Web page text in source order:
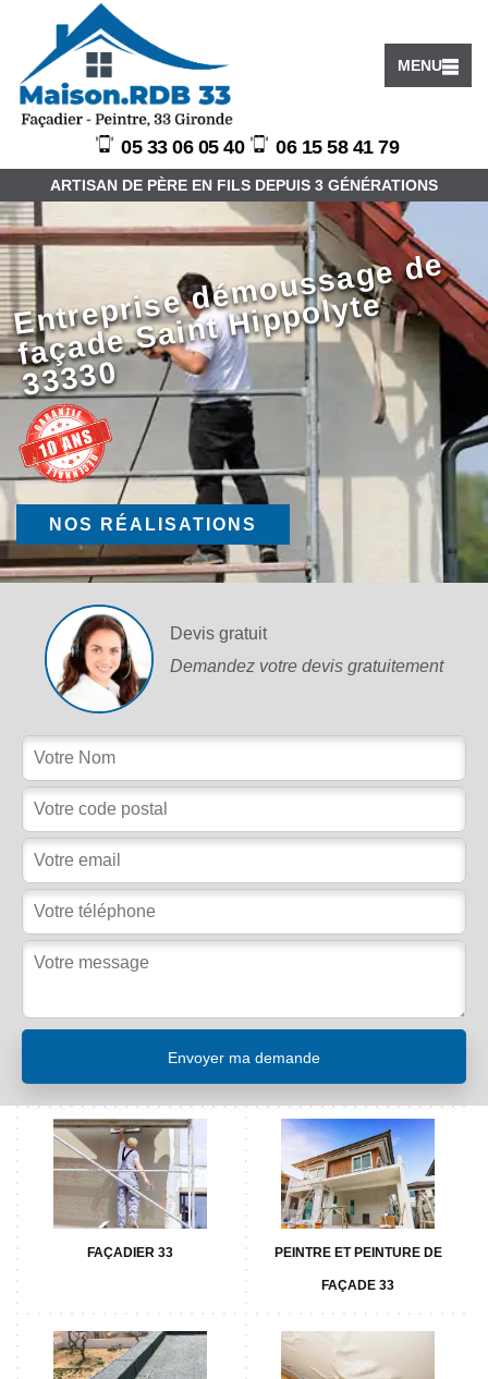
MENU
05 33 06 05 40 06 15 58 41 79
ARTISAN DE PÈRE EN FILS DEPUIS 3 GÉNÉRATIONS
E
ntr
e
pri
s
e
d
é
m
o
u
s
s
a
g
e
d
e
f
a
ç
a
d
e
S
ai
nt
Hi
p
p
ol
yt
e
3
3
3
3
0
NOS RÉALISATIONS
Devis gratuit
Demandez votre devis gratuitement
FAÇADIER 33 PEINTRE ET PEINTURE DE
FAÇADE 33